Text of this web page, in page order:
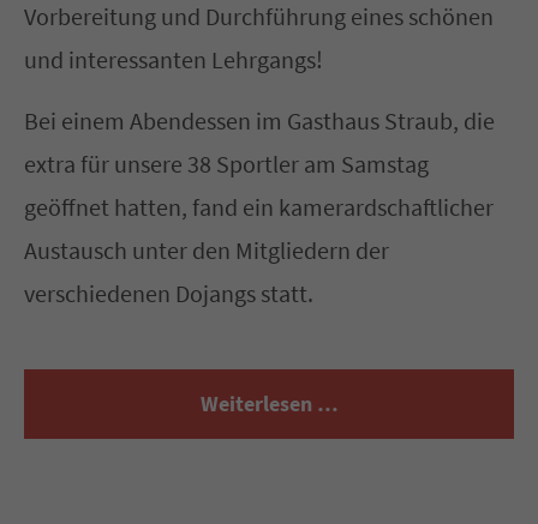
Vorbereitung und Durchführung eines schönen
und interessanten Lehrgangs!
Bei einem Abendessen im Gasthaus Straub, die
extra für unsere 38 Sportler am Samstag
geöffnet hatten, fand ein kamerardschaftlicher
Austausch unter den Mitgliedern der
verschiedenen Dojangs statt.
Weiterlesen …